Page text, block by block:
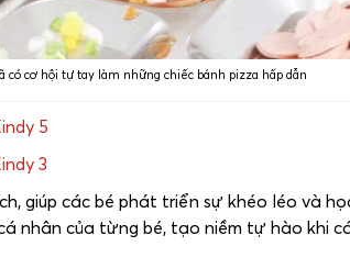
có cơ hội tự tay làm những chiếc bánh pizza hấp dẫn
5
3
giúp các bé phát triển sự khéo léo và
nhân của từng bé, tạo niềm tự hào khi